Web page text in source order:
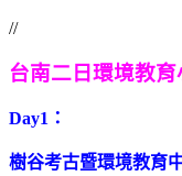
//
台南二日環境教育
Day1：
樹谷考古暨環境教育